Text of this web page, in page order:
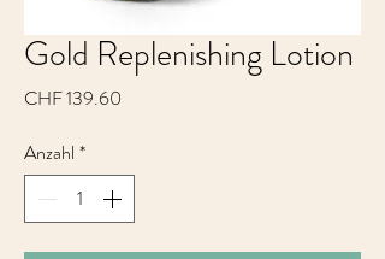
Gold Replenishing Lotion
CHF 139.60
Anzahl *